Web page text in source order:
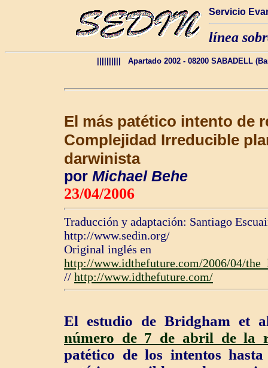
Servicio
línea
|||||||||| Apartado 2002 - 08200 SABADELL
El más patético intento de
Complejidad Irreducible
darwinista
por Michael Behe
23/04/2006
Traducción y adaptación: Santiago
http://www.sedin.org/
Original inglés en
http://www.idthefuture.com/2006/04/
// http://www.idthefuture.com/
El estudio de Bridgham et
número de 7 de abril de la
patético de los intentos